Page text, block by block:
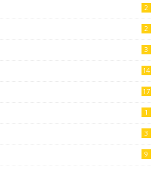
2
2
3
14
17
1
3
9